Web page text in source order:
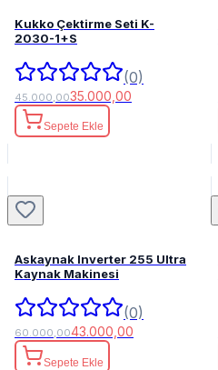
Kukko Çektirme Seti K-
2030-1+S
(0)
45.000,0035.000,00
Sepete Ekle
Askaynak Inverter 255 Ultra
Kaynak Makinesi
(0)
60.000,0043.000,00
Sepete Ekle